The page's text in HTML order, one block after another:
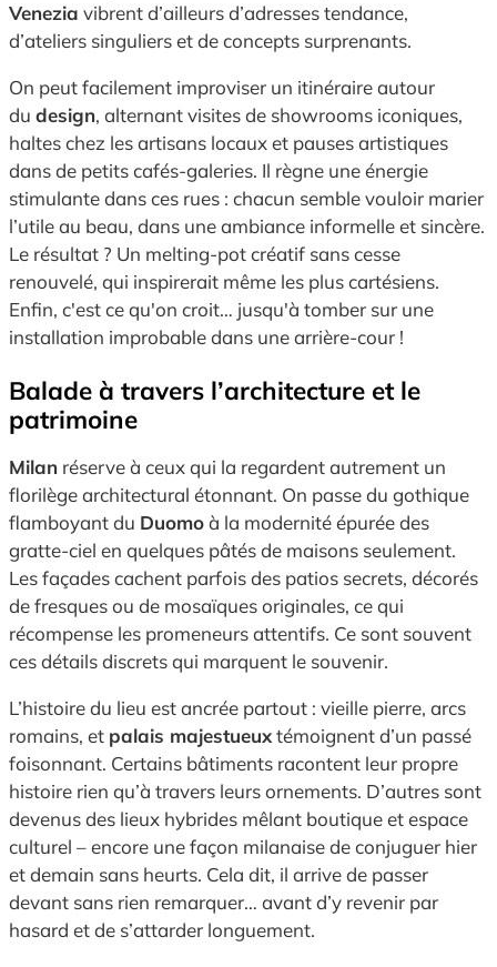
Venezia vibrent d’ailleurs d’adresses tendance,
d’ateliers singuliers et de concepts surprenants.
On peut facilement improviser un itinéraire autour
du design, alternant visites de showrooms iconiques,
haltes chez les artisans locaux et pauses artistiques
dans de petits cafés-galeries. Il règne une énergie
stimulante dans ces rues : chacun semble vouloir marier
l’utile au beau, dans une ambiance informelle et sincère.
Le résultat ? Un melting-pot créatif sans cesse
renouvelé, qui inspirerait même les plus cartésiens.
Enfin, c'est ce qu'on croit… jusqu'à tomber sur une
installation improbable dans une arrière-cour !
Balade à travers l’architecture et le
patrimoine
Milan réserve à ceux qui la regardent autrement un
florilège architectural étonnant. On passe du gothique
flamboyant du Duomoà la modernité épurée des
gratte-ciel en quelques pâtés de maisons seulement.
Les façades cachent parfois des patios secrets, décorés
de fresques ou de mosaïques originales, ce qui
récompense les promeneurs attentifs. Ce sont souvent
ces détails discrets qui marquent le souvenir.
L’histoire du lieu est ancrée partout : vieille pierre, arcs
romains, et palais majestueuxtémoignent d’un passé
foisonnant. Certains bâtiments racontent leur propre
histoire rien qu’à travers leurs ornements. D’autres sont
devenus des lieux hybrides mêlant boutique et espace
culturel – encore une façon milanaise de conjuguer hier
et demain sans heurts. Cela dit, il arrive de passer
devant sans rien remarquer… avant d’y revenir par
hasard et de s’attarder longuement.